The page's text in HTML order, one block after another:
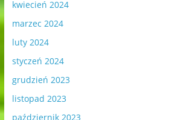
kwiecień 2024
marzec 2024
luty 2024
styczeń 2024
grudzień 2023
listopad 2023
październik 2023